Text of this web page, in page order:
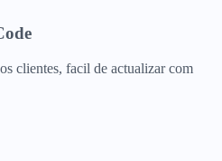
clientes, facil de actualizar com